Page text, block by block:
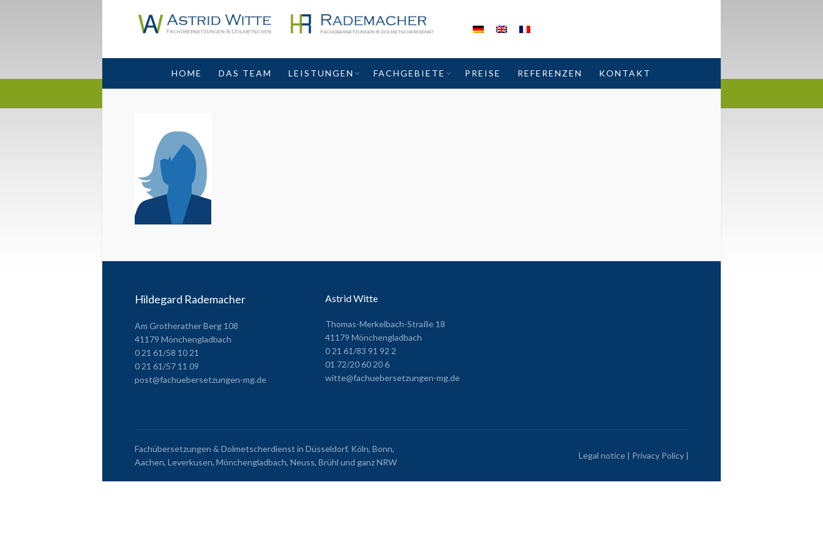
HOME DAS TEAM LEISTUNGEN FACHGEBIETE PREISE REFERENZEN KONTAKT
Hildegard Rademacher
Am Grotherather Berg 108
41179 Mönchengladbach
0 21 61/58 10 21
0 21 61/57 11 09
post@fachuebersetzungen-mg.de
Astrid Witte
Thomas-Merkelbach-Straße 18
41179 Mönchengladbach
0 21 61/83 91 92 2
01 72/20 60 20 6
witte@fachuebersetzungen-mg.de
Fachübersetzungen & Dolmetscherdienst in Düsseldorf, Köln, Bonn,
Aachen, Leverkusen, Mönchengladbach, Neuss, Brühl und ganz NRW
Legal notice| Privacy Policy|